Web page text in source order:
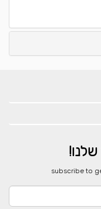
​subscribe to